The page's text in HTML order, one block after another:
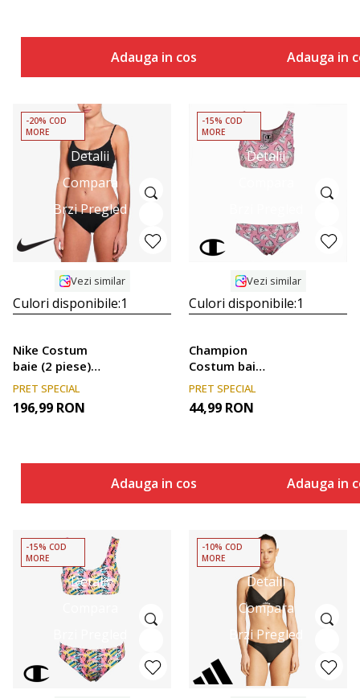
Adauga in cos Adauga in
Detalii
Compara
Brzi Pregled
-20% COD
MORE
Vezi similar
Culori disponibile:1
Nike Costum
baie (2 piese)
Essential
PRET SPECIAL
196,99 RON
Adauga in cos
Detalii
-15% COD
MORE
Vezi similar
Culori disponibile:1
Champion
Costum baie
(2 piese)
CHMP GIRLS
BIKINI 2PCS
PRET SPECIAL
44,99 RON
Adauga in
Detalii
-15% COD
MORE
Detalii
Compara
Brzi Pregled
-10% COD
MORE